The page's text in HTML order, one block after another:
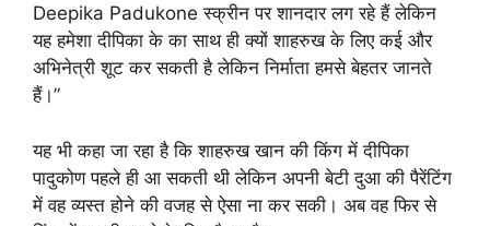
Deepika Padukone स्क्रीन पर शानदार लग रहे हैं लेकिन
यह हमेशा दीपिका के का साथ ही क्यों शाहरुख के लिए कई और
अभिनेत्री शूट कर सकती है लेकिन निर्माता हमसे बेहतर जानते
हैं।”
यह भी कहा जा रहा है कि शाहरुख खान की किंग में दीपिका
पादुकोण पहले ही आ सकती थी लेकिन अपनी बेटी दुआ की पैरेंटिंग
में वह व्यस्त होने की वजह से ऐसा ना कर सकी। अब वह फिर से